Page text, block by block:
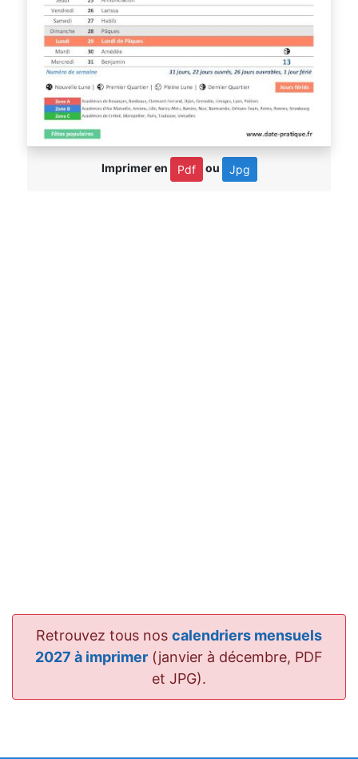
Imprimer en Pdf ou Jpg
Retrouvez tous nos calendriers mensuels
2027 à imprimer (janvier à décembre, PDF
et JPG).